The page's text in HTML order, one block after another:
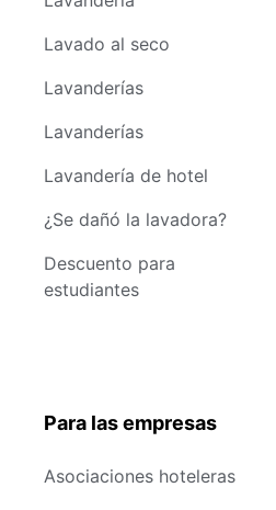
Lavado al seco
Lavanderías
Lavanderías
Lavandería de hotel
¿Se dañó la lavadora?
Descuento para
estudiantes
Para las empresas
Asociaciones hoteleras